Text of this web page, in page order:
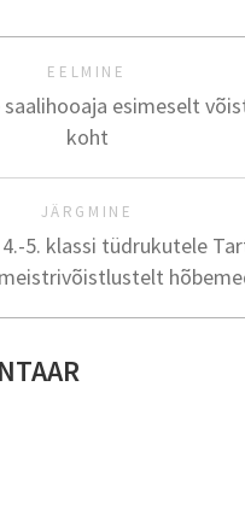
EELMINE
esimeselt
koht
JÄRGMINE
5. klassi tüdrukutele